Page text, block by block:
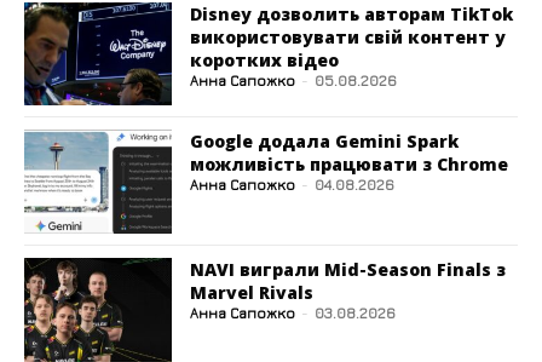
Disney дозволить авторам TikTok
використовувати свій контент у
коротких відео
Анна Сапожко - 05.08.2026
Google додала Gemini Spark
можливість працювати з Chrome
Анна Сапожко - 04.08.2026
NAVI виграли Mid-Season Finals з
Marvel Rivals
Анна Сапожко - 03.08.2026